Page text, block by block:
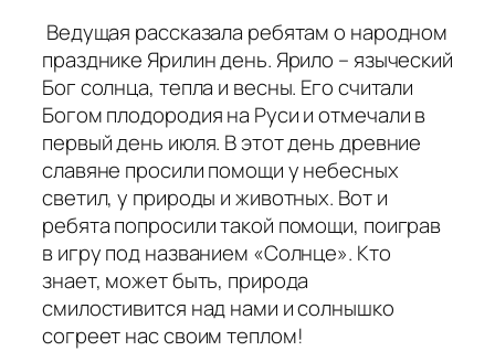
Ведущая рассказала ребятам о народном
празднике Ярилин день. Ярило – языческий
Бог солнца, тепла и весны. Его считали
Богом плодородия на Руси и отмечали в
первый день июля. В этот день древние
славяне просили помощи у небесных
светил, у природы и животных. Вот и
ребята попросили такой помощи, поиграв
в игру под названием «Солнце». Кто
знает, может быть, природа
смилостивится над нами и солнышко
согреет нас своим теплом!